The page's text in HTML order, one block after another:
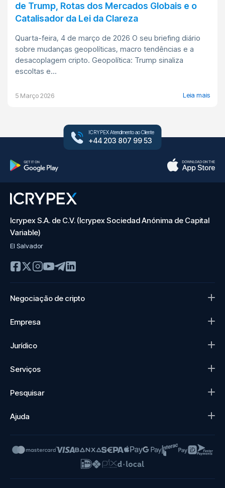
de Trump, Rotas dos Mercados Globais e o
Catalisador da Lei da Clareza
Quarta-feira, 4 de março de 2026 O seu briefing diário
sobre mudanças geopolíticas, macro tendências e a
desacoplagem cripto. Geopolítica: Trump sinaliza
escoltas e...
5 Março 2026 Leia mais
ICRYPEX Atendimento ao Cliente
+44 203 807 99 53
Icrypex S.A. de C.V. (Icrypex Sociedad Anónima de Capital
Variable)
El Salvador
Negociação de cripto
Empresa
Jurídico
Serviços
Pesquisar
Ajuda